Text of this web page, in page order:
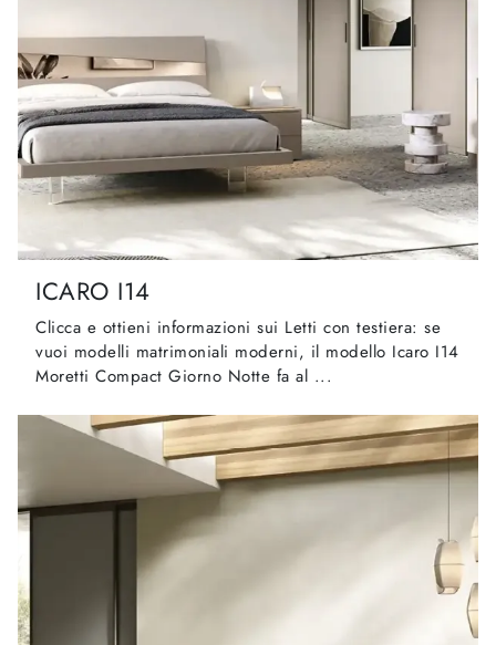
ICARO I14
Clicca e ottieni informazioni sui Letti con testiera: se
vuoi modelli matrimoniali moderni, il modello Icaro I14
Moretti Compact Giorno Notte fa al ...